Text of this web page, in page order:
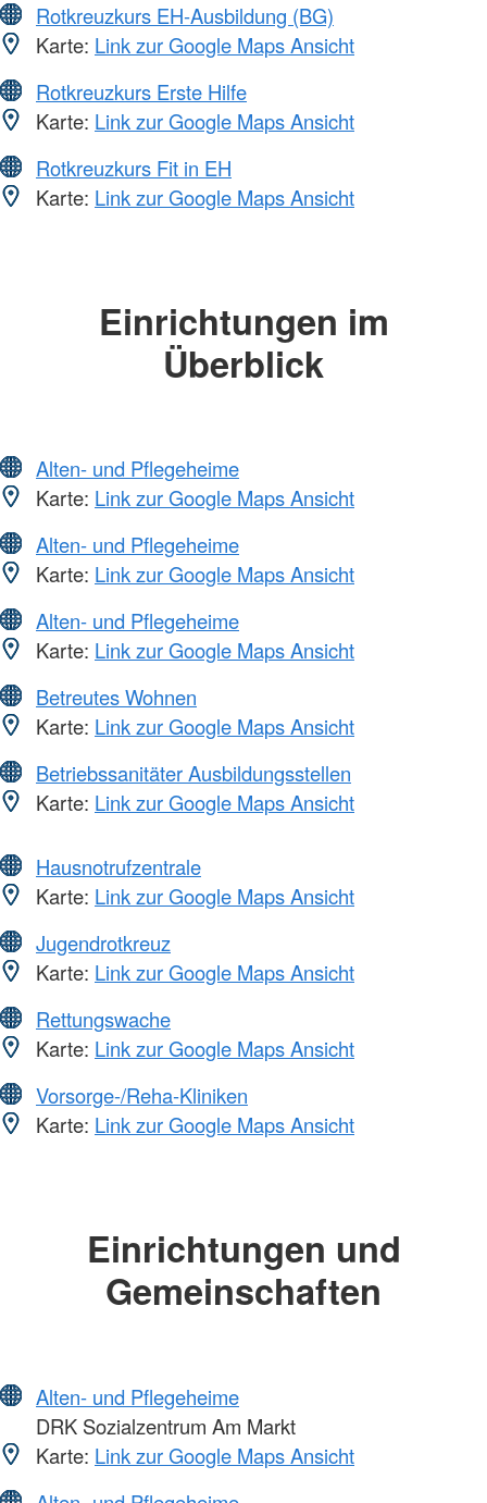
Rotkreuzkurs EH-Ausbildung (BG)
Karte: Link zur Google Maps Ansicht
Rotkreuzkurs Erste Hilfe
Karte: Link zur Google Maps Ansicht
Rotkreuzkurs Fit in EH
Karte: Link zur Google Maps Ansicht
Einrichtungen im
Überblick
Alten- und Pflegeheime
Karte: Link zur Google Maps Ansicht
Alten- und Pflegeheime
Karte: Link zur Google Maps Ansicht
Alten- und Pflegeheime
Karte: Link zur Google Maps Ansicht
Betreutes Wohnen
Karte: Link zur Google Maps Ansicht
Betriebssanitäter Ausbildungsstellen
Karte: Link zur Google Maps Ansicht
Hausnotrufzentrale
Karte: Link zur Google Maps Ansicht
Jugendrotkreuz
Karte: Link zur Google Maps Ansicht
Rettungswache
Karte: Link zur Google Maps Ansicht
Vorsorge-/Reha-Kliniken
Karte: Link zur Google Maps Ansicht
Einrichtungen und
Gemeinschaften
Alten- und Pflegeheime
DRK Sozialzentrum Am Markt
Karte: Link zur Google Maps Ansicht